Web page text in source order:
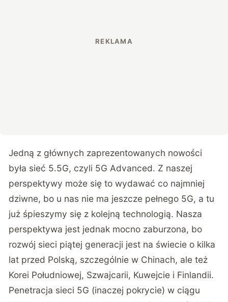
Jedną z głównych zaprezentowanych nowości
była sieć 5.5G, czyli 5G Advanced. Z naszej
perspektywy może się to wydawać co najmniej
dziwne, bo u nas nie ma jeszcze pełnego 5G, a tu
już śpieszymy się z kolejną technologią. Nasza
perspektywa jest jednak mocno zaburzona, bo
rozwój sieci piątej generacji jest na świecie o kilka
lat przed Polską, szczególnie w Chinach, ale też
Korei Południowej, Szwajcarii, Kuwejcie i Finlandii.
Penetracja sieci 5G (inaczej pokrycie) w ciągu